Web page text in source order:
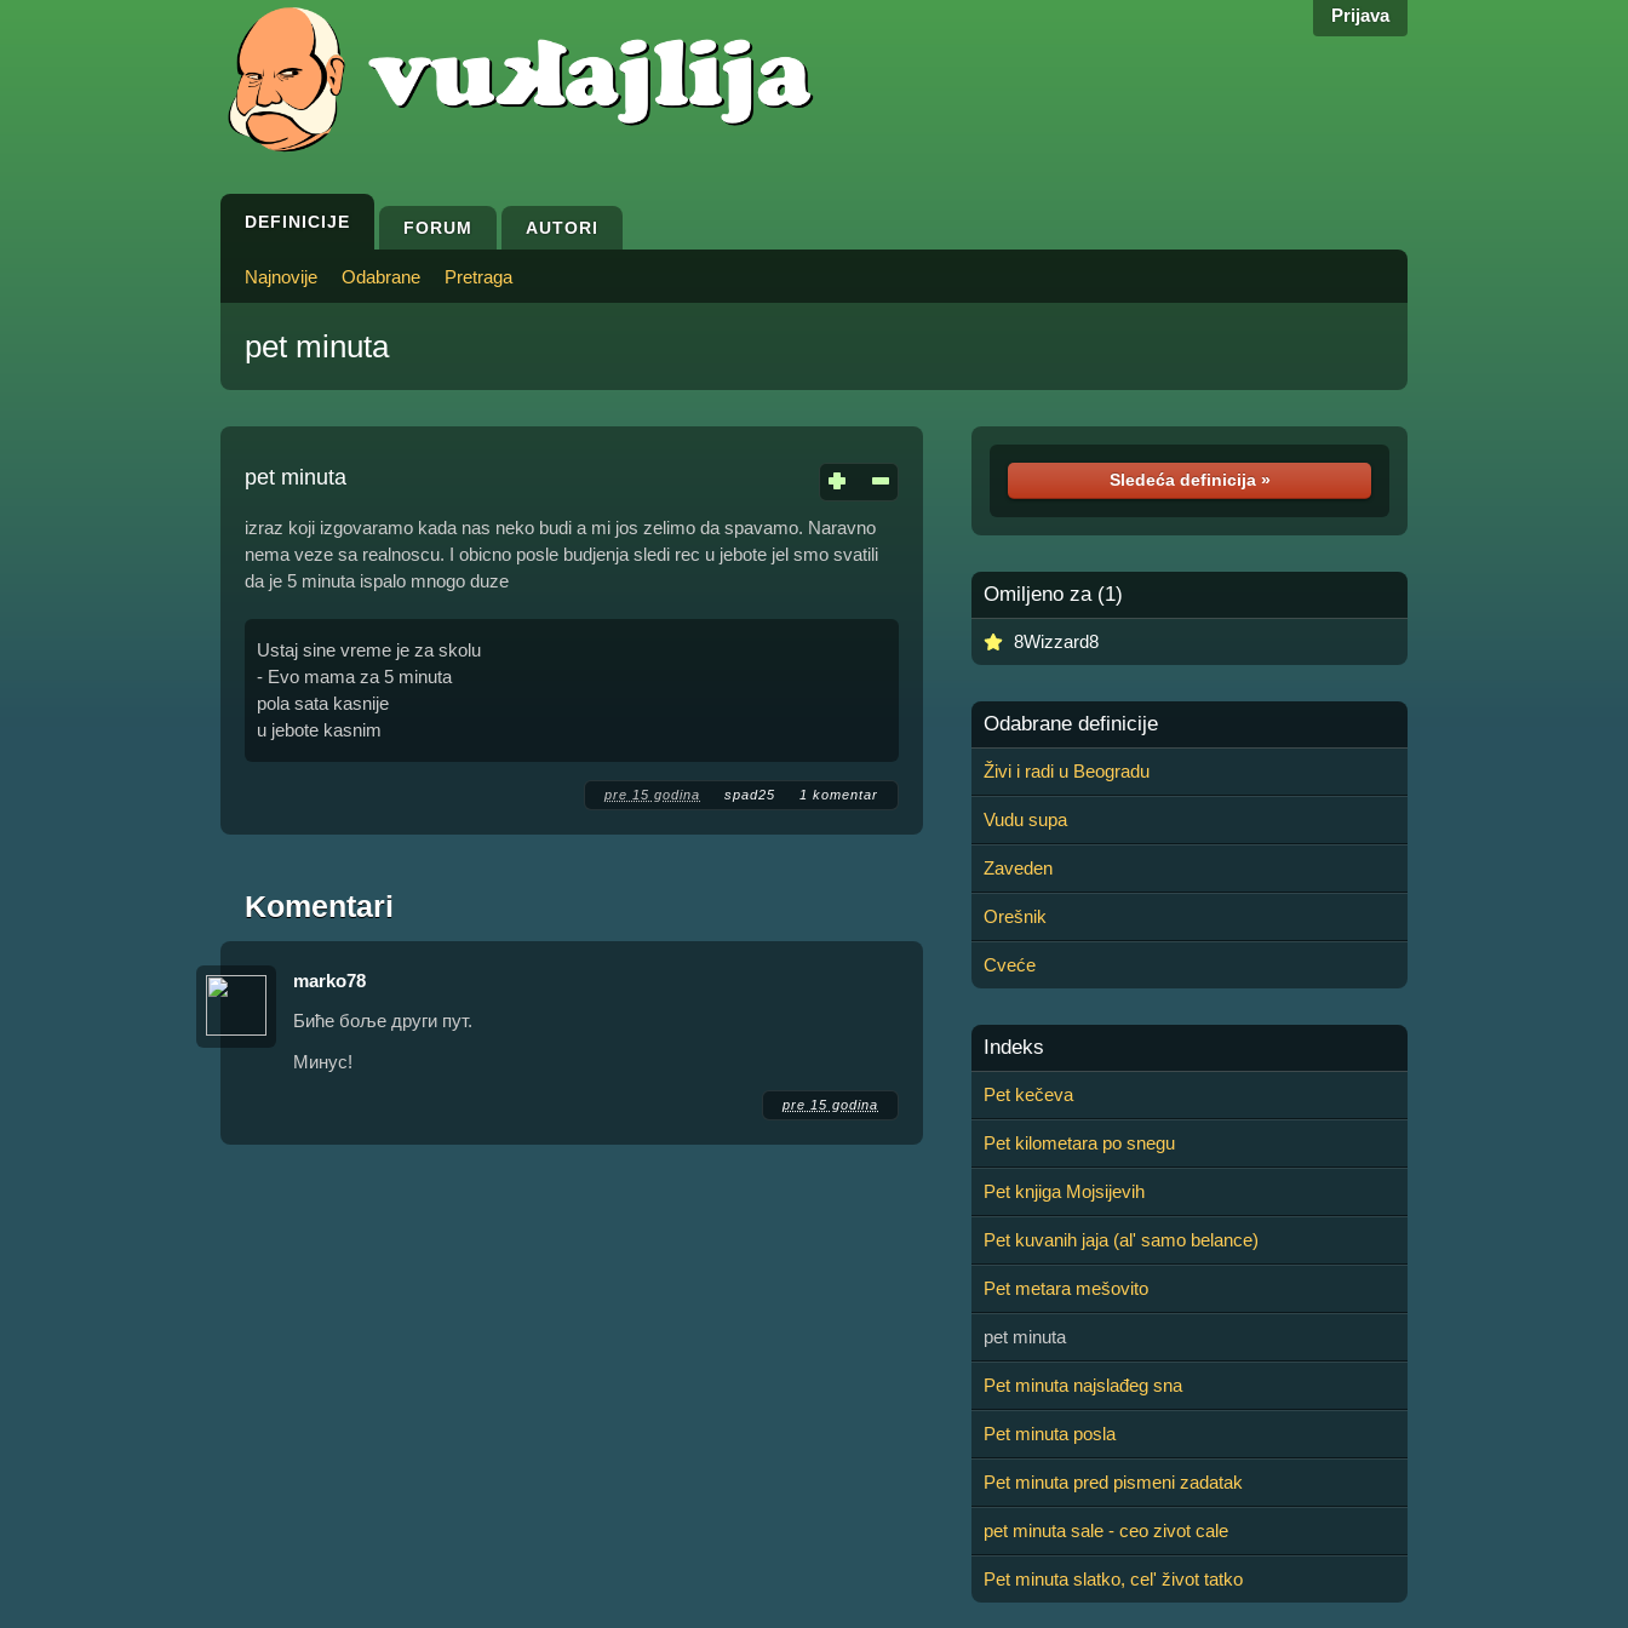
Prijava
DEFINICIJE FORUM AUTORI
Najnovije Odabrane Pretraga
pet minuta
pet minuta
izraz koji izgovaramo kada nas neko budi a mi jos zelimo da spavamo. Naravno
nema veze sa realnoscu. I obicno posle budjenja sledi rec u jebote jel smo svatili
da je 5 minuta ispalo mnogo duze
Ustaj sine vreme je za skolu
- Evo mama za 5 minuta
pola sata kasnije
u jebote kasnim
pre 15 godina spad25 1 komentar
Komentari
marko78
Биће боље други пут.
Минус!
pre 15 godina
Sledeća definicija »
Omiljeno za (1)
8Wizzard8
Odabrane definicije
Živi i radi u Beogradu
Vudu supa
Zaveden
Orešnik
Cveće
Indeks
Pet kečeva
Pet kilometara po snegu
Pet knjiga Mojsijevih
Pet kuvanih jaja (al' samo belance)
Pet metara mešovito
pet minuta
Pet minuta najslađeg sna
Pet minuta posla
Pet minuta pred pismeni zadatak
pet minuta sale - ceo zivot cale
Pet minuta slatko, cel' život tatko